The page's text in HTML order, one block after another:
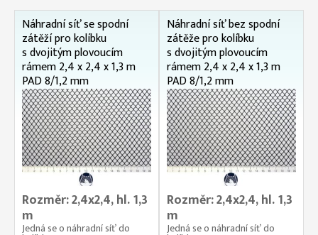
Náhradní síť se spodní
zátěží pro kolíbku
s dvojitým plovoucím
rámem 2,4 x 2,4 x 1,3 m
PAD 8/1,2 mm
Rozměr: 2,4x2,4, hl. 1,3
m
Jedná se o náhradní síť do
Náhradní síť bez spodní
zátěže pro kolíbku
s dvojitým plovoucím
rámem 2,4 x 2,4 x 1,3 m
PAD 8/1,2 mm
Rozměr: 2,4x2,4, hl. 1,3
m
Jedná se o náhradní síť do